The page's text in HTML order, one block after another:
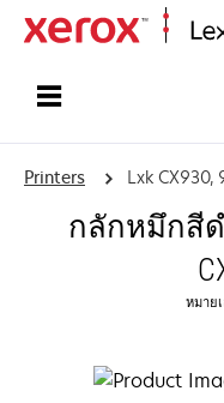
Printers Lxk CX930,
กลักหมึกสีด
หมาย